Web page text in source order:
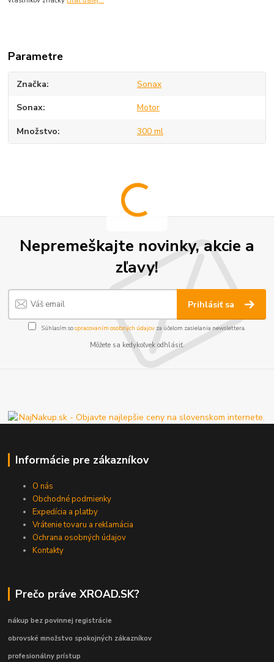
Parametre
Značka Sonax
Sonax Motor
Množstvo 300 ml
Nepremeškajte novinky, akcie a
zľavy!
Prihlásiť sa
Súhlasím sospracovaním osobných údajov za účelom zasielania newslettera.
Môžete sa kedykoľvek odhlásiť.
Informácie pre zákazníkov
O nás
Obchodné podmienky
Expedícia a platby
Vrátenie tovaru a reklamácia
Ochrana osobných údajov
Kontakty
Prečo práve XROAD.SK?
nákup bez povinnej registrácie
obrovské množstvo spokojných zákazníkov
profesionálny prístup